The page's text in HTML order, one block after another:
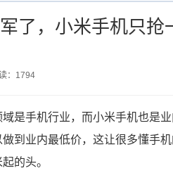
了，小米手机只抢
：1794
是手机行业，而小米手机也是
到业内最低价，这让很多懂手
的头。